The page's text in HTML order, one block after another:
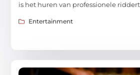
is het huren van professionele
Entertainment